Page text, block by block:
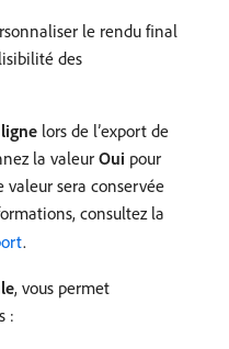
le rendu final
des
lors de l’export de
la valeur Oui pour
valeur sera conservée
consultez la
.
, vous permet
: